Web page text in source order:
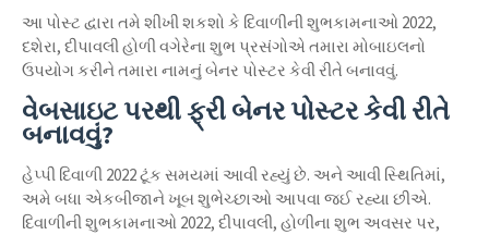
આ પોસ્ટ દ્વારા તમે શીખી શકશો કે દિવાળીની શુભકામનાઓ 2022,
દશેરા, દીપાવલી હોળી વગેરેના શુભ પ્રસંગોએ તમારા મોબાઇલનો
ઉપયોગ કરીને તમારા નામનું બેનર પોસ્ટર કેવી રીતે બનાવવું.
વેબસાઇટ પરથી ફ્રી બેનર પોસ્ટર કેવી રીતે
બનાવવું?
હેપ્પી દિવાળી 2022 ટૂંક સમયમાં આવી રહ્યું છે. અને આવી સ્થિતિમાં,
અમે બધા એકબીજાને ખૂબ શુભેચ્છાઓ આપવા જઈ રહ્યા છીએ.
દિવાળીની શુભકામનાઓ 2022, દીપાવલી, હોળીના શુભ અવસર પર,